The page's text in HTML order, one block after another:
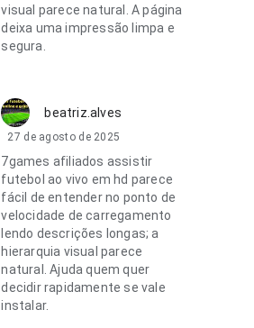
visual parece natural. A página
deixa uma impressão limpa e
segura.
beatriz.alves
27 de agosto de 2025
7games afiliados assistir
futebol ao vivo em hd parece
fácil de entender no ponto de
velocidade de carregamento
lendo descrições longas; a
hierarquia visual parece
natural. Ajuda quem quer
decidir rapidamente se vale
instalar.